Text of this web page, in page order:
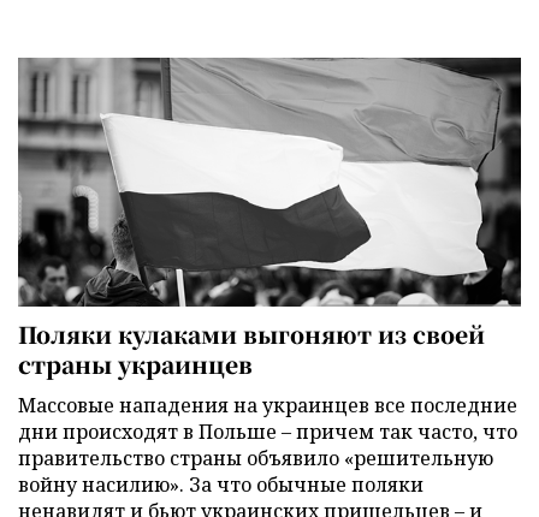
Поляки кулаками выгоняют из своей
страны украинцев
Массовые нападения на украинцев все последние
дни происходят в Польше – причем так часто, что
правительство страны объявило «решительную
войну насилию». За что обычные поляки
ненавидят и бьют украинских пришельцев – и